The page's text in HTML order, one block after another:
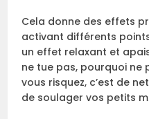
Cela donne des effets
activant différents
un effet relaxant et
ne tue pas, pourquoi ne
vous risquez, c’est de
de soulager vos petits